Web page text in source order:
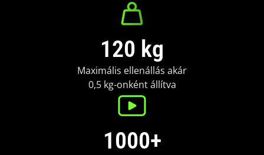
120 kg
Maximális ellenállás akár
0,5 kg-onként állítva
1000+